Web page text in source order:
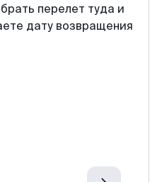
перелет туда и
дату возвращения